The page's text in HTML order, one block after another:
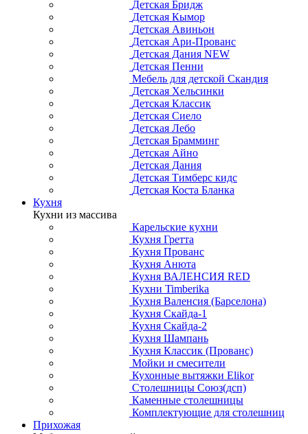
Детская Бридж
Детская Кымор
Детская Авиньон
Детская Ари-Прованс
Детская Дания NEW
Детская Пенни
Мебель для детской Скандия
Детская Хельсинки
Детская Классик
Детская Сиело
Детская Лебо
Детская Брамминг
Детская Айно
Детская Дания
Детская Тимберс кидс
Детская Коста Бланка
Кухня
Кухни из массива
Карельские кухни
Кухня Гретта
Кухня Прованс
Кухня Анюта
Кухня ВАЛЕНСИЯ RED
Кухни Timberika
Кухня Валенсия (Барселона)
Кухня Скайда-1
Кухня Скайда-2
Кухня Шампань
Кухня Классик (Прованс)
Мойки и смесители
Кухонные вытяжки Elikor
Столешницы Союз(дсп)
Каменные столешницы
Комплектующие для столешниц
Прихожая